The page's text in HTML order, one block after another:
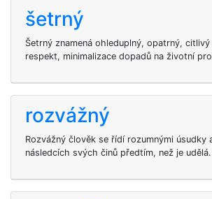
šetrný
Šetrný znamená ohleduplný, opatrný,
respekt, minimalizace dopadů na životní
rozvážný
Rozvážný člověk se řídí rozumnými úsudky
následcích svých činů předtím, než je udělá.